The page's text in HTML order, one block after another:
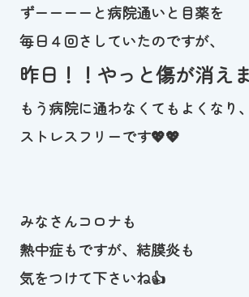
ずーーーーと病院通いと目薬を
毎日４回さしていたのですが、
昨日！！やっと傷が消え
もう病院に通わなくてもよくなり、
ストレスフリーです💖💖
みなさんコロナも
熱中症もですが、結膜炎も
気をつけて下さいね👍